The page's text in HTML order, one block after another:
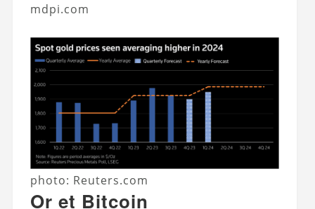
mdpi.com
photo: Reuters.com
Or et Bitcoin